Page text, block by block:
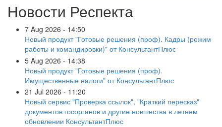
Новости Респекта
7 Aug 2026 - 14:50
Новый продукт "Готовые решения (проф). Кадры (режим
работы и командировки)" от КонсультантПлюс
5 Aug 2026 - 14:38
Новый продукт "Готовые решения (проф).
Имущественные налоги" от КонсультантПлюс
21 Jul 2026 - 11:20
Новый сервис "Проверка ссылок", "Краткий пересказ"
документов госорганов и другие новшества в летнем
обновлении КонсультантПлюс